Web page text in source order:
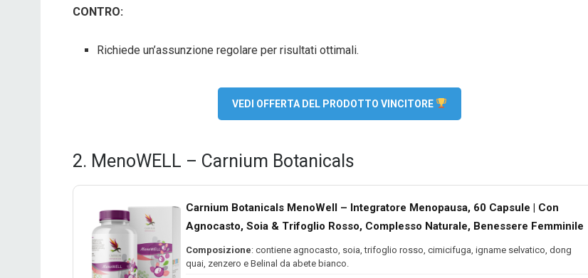
CONTRO:
Richiede un’assunzione regolare per risultati ottimali.
VEDI OFFERTA DEL PRODOTTO VINCITORE
2. MenoWELL – Carnium Botanicals
Carnium Botanicals MenoWell – Integratore Menopausa, 60 Capsule | Con
Agnocasto, Soia & Trifoglio Rosso, Complesso Naturale, Benessere Femminile
Composizione: contiene agnocasto, soia, trifoglio rosso, cimicifuga, igname selvatico, dong
quai, zenzero e Belinal da abete bianco.